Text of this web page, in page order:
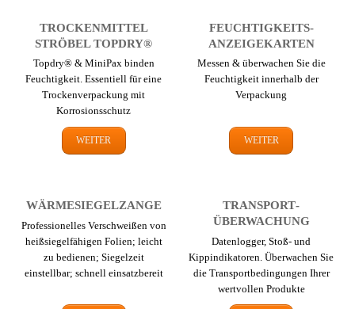
TROCKEN­MITTEL
STRÖBEL TOPDRY®
Topdry® & MiniPax binden
Feuchtigkeit. Essentiell für eine
Trocken­verpackung mit
Korrosions­schutz
WEITER
FEUCHTIGKEITS­
ANZEIGEKARTEN
Messen & überwachen Sie die
Feuchtigkeit innerhalb der
Verpackung
WEITER
WÄRME­SIEGEL­ZANGE
Professionelles Verschweißen von
heißsiegelfähigen Folien; leicht
zu bedienen; Siegelzeit
einstellbar; schnell einsatzbereit
TRANSPORT­
ÜBERWACHUNG
Datenlogger, Stoß- und
Kippindikatoren. Überwachen Sie
die Transport­bedingungen Ihrer
wertvollen Produkte